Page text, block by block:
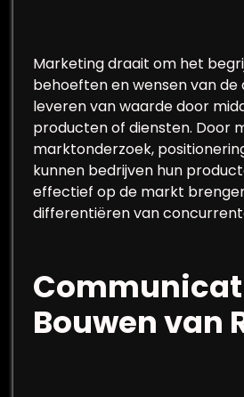
Marketing draait om het
behoeften en wensen van
leveren van waarde door
producten of diensten. Door
marktonderzoek,
kunnen bedrijven hun
effectief op de markt
differentiëren van
Bouwen van